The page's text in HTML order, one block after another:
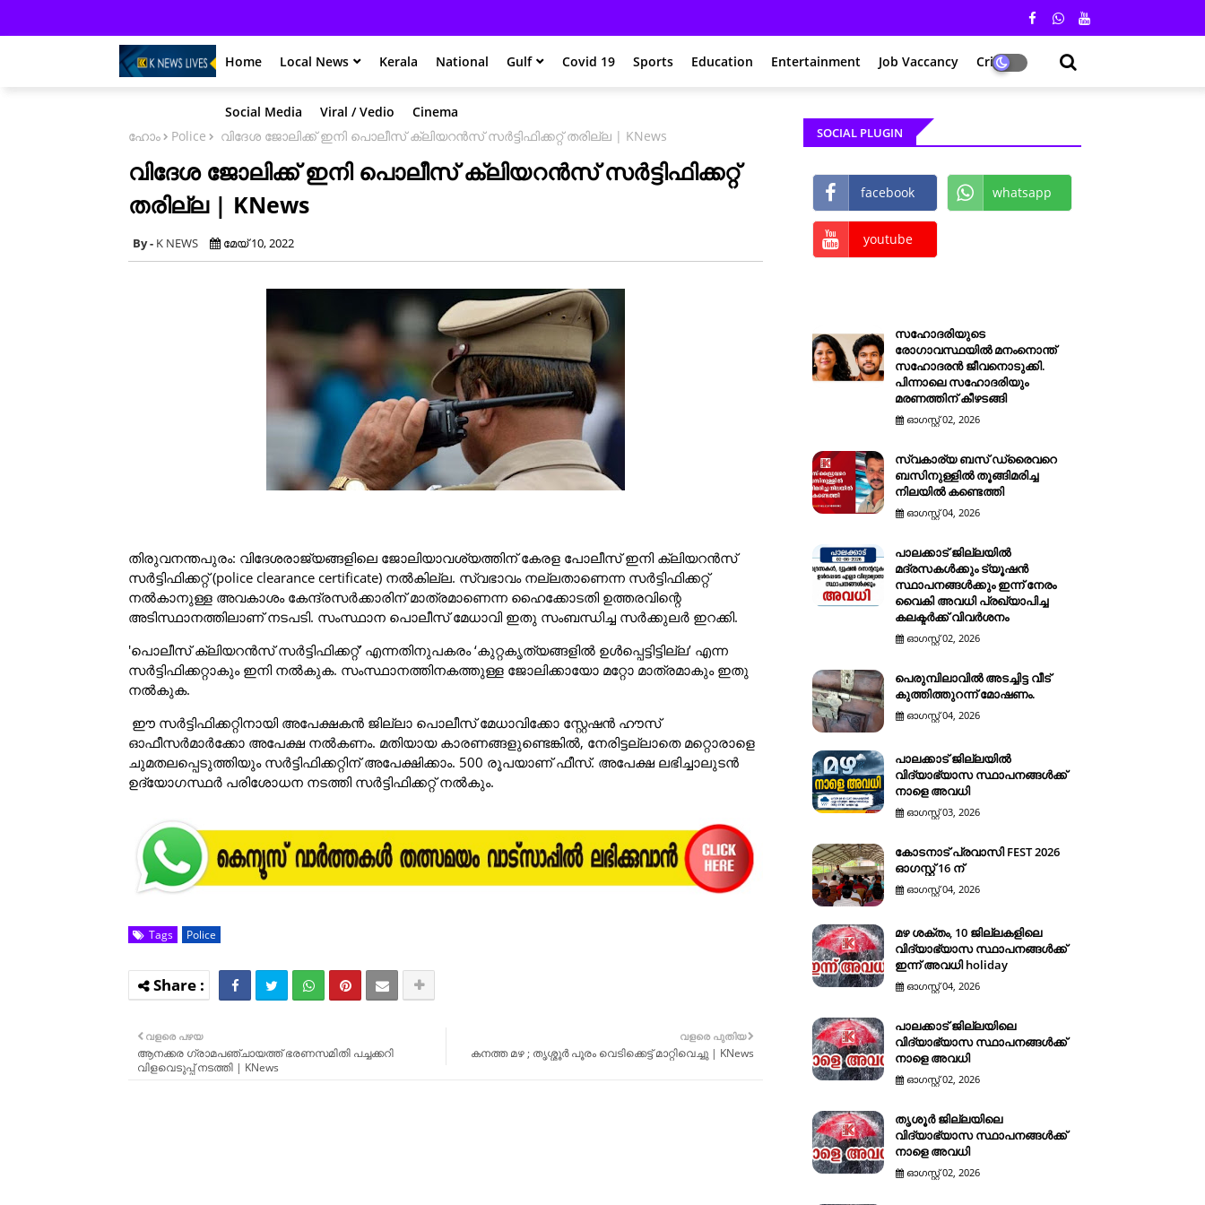
Home Local News Kerala National Gulf Covid 19 Sports Education Entertainment Job Vaccancy Crime
Social Media Viral / Vedio
Cinema
ഹോം
Police വിദേശ ജോലിക്ക് ഇനി പൊലീസ് ക്ലിയറൻസ് സർട്ടിഫിക്കറ്റ് തരില്ല | KNews
വിദേശ ജോലിക്ക് ഇനി പൊലീസ് ക്ലിയറൻസ് സർട്ടിഫിക്കറ്റ്
തരില്ല | KNews
K NEWS മേയ് 10, 2022
തിരുവനന്തപുരം: വിദേശരാജ്യങ്ങളിലെ ജോലിയാവശ്യത്തിന് കേരള പോലീസ് ഇനി ക്ലിയറൻസ്
സർട്ടിഫിക്കറ്റ് (police clearance certificate) നൽകില്ല. സ്വഭാവം നല്ലതാണെന്ന സർട്ടിഫിക്കറ്റ്
നൽകാനുള്ള അവകാശം കേന്ദ്രസർക്കാരിന് മാത്രമാണെന്ന ഹൈക്കോടതി ഉത്തരവിന്റെ
അടിസ്ഥാനത്തിലാണ് നടപടി. സംസ്ഥാന പൊലീസ് മേധാവി ഇതു സംബന്ധിച്ച സർക്കുലർ ഇറക്കി.
'പൊലീസ് ക്ലിയറൻസ് സർട്ടിഫിക്കറ്റ്’ എന്നതിനുപകരം ‘കുറ്റകൃത്യങ്ങളിൽ ഉൾപ്പെട്ടിട്ടില്ല’ എന്ന
സർട്ടിഫിക്കറ്റാകും ഇനി നൽകുക. സംസ്ഥാനത്തിനകത്തുള്ള ജോലിക്കായോ മറ്റോ മാത്രമാകും ഇതു
നൽകുക.
ഈ സർട്ടിഫിക്കറ്റിനായി അപേക്ഷകൻ ജില്ലാ പൊലീസ് മേധാവിക്കോ സ്റ്റേഷൻ ഹൗസ്
ഓഫീസർമാർക്കോ അപേക്ഷ നൽകണം. മതിയായ കാരണങ്ങളുണ്ടെങ്കിൽ, നേരിട്ടല്ലാതെ മറ്റൊരാളെ
ചുമതലപ്പെടുത്തിയും സർട്ടിഫിക്കറ്റിന് അപേക്ഷിക്കാം. 500 രൂപയാണ് ഫീസ്. അപേക്ഷ ലഭിച്ചാലുടൻ
ഉദ്യോഗസ്ഥർ പരിശോധന നടത്തി സർട്ടിഫിക്കറ്റ് നൽകും.
Tags Police
വളരെ പുതിയ
കനത്ത മഴ ; തൃശ്ശൂർ പൂരം വെടിക്കെട്ട് മാറ്റിവെച്ചു | KNews
വളരെ പഴയ
ആനക്കര ഗ്രാമപഞ്ചായത്ത് ഭരണസമിതി പച്ചക്കറി
വിളവെടുപ്പ് നടത്തി | KNews
SOCIAL PLUGIN
facebook whatsapp
youtube
സഹോദരിയുടെ
രോഗാവസ്ഥയിൽ മനംനൊന്ത്
സഹോദരൻ ജീവനൊടുക്കി.
പിന്നാലെ സഹോദരിയും
മരണത്തിന് കീഴടങ്ങി
ഓഗസ്റ്റ് 02, 2026
സ്വകാര്യ ബസ് ഡ്രൈവറെ
ബസിനുള്ളിൽ തൂങ്ങിമരിച്ച
നിലയിൽ കണ്ടെത്തി
ഓഗസ്റ്റ് 04, 2026
പാലക്കാട് ജില്ലയിൽ
മദ്രസകൾക്കും ട്യൂഷൻ
സ്ഥാപനങ്ങൾക്കും ഇന്ന് നേരം
വൈകി അവധി പ്രഖ്യാപിച്ച
കലക്ടർക്ക് വിവർശനം
ഓഗസ്റ്റ് 02, 2026
പെരുമ്പിലാവിൽ അടച്ചിട്ട വീട്
കുത്തിത്തുറന്ന് മോഷണം.
ഓഗസ്റ്റ് 04, 2026
പാലക്കാട് ജില്ലയിൽ
വിദ്യാഭ്യാസ സ്ഥാപനങ്ങൾക്ക്
നാളെ അവധി
ഓഗസ്റ്റ് 03, 2026
കോടനാട് പ്രവാസി FEST 2026
ഓഗസ്റ്റ് 16 ന്
ഓഗസ്റ്റ് 04, 2026
മഴ ശക്തം, 10 ജില്ലകളിലെ
വിദ്യാഭ്യാസ സ്ഥാപനങ്ങൾക്ക്
ഇന്ന് അവധി holiday
ഓഗസ്റ്റ് 04, 2026
പാലക്കാട് ജില്ലയിലെ
വിദ്യാഭ്യാസ സ്ഥാപനങ്ങൾക്ക്
നാളെ അവധി
ഓഗസ്റ്റ് 02, 2026
തൃശൂർ ജില്ലയിലെ
വിദ്യാഭ്യാസ സ്ഥാപനങ്ങൾക്ക്
നാളെ അവധി
ഓഗസ്റ്റ് 02, 2026